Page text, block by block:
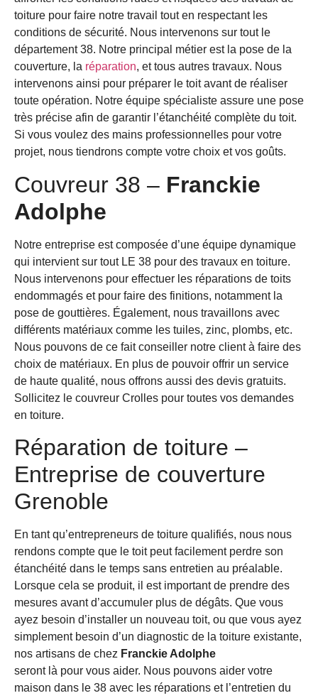
toiture pour faire notre travail tout en respectant les
conditions de sécurité. Nous intervenons sur tout le
département 38. Notre principal métier est la pose de la
couverture, la réparation, et tous autres travaux. Nous
intervenons ainsi pour préparer le toit avant de réaliser
toute opération. Notre équipe spécialiste assure une pose
très précise afin de garantir l’étanchéité complète du toit.
Si vous voulez des mains professionnelles pour votre
projet, nous tiendrons compte votre choix et vos goûts.
Couvreur 38 – Franckie
Adolphe
Notre entreprise est composée d’une équipe dynamique
qui intervient sur tout LE 38 pour des travaux en toiture.
Nous intervenons pour effectuer les réparations de toits
endommagés et pour faire des finitions, notamment la
pose de gouttières. Également, nous travaillons avec
différents matériaux comme les tuiles, zinc, plombs, etc.
Nous pouvons de ce fait conseiller notre client à faire des
choix de matériaux. En plus de pouvoir offrir un service
de haute qualité, nous offrons aussi des devis gratuits.
Sollicitez le couvreur Crolles pour toutes vos demandes
en toiture.
Réparation de toiture –
Entreprise de couverture
Grenoble
En tant qu’entrepreneurs de toiture qualifiés, nous nous
rendons compte que le toit peut facilement perdre son
étanchéité dans le temps sans entretien au préalable.
Lorsque cela se produit, il est important de prendre des
mesures avant d’accumuler plus de dégâts. Que vous
ayez besoin d’installer un nouveau toit, ou que vous ayez
simplement besoin d’un diagnostic de la toiture existante,
nos artisans de chez Franckie Adolphe
seront là pour vous aider. Nous pouvons aider votre
maison dans le 38 avec les réparations et l’entretien du